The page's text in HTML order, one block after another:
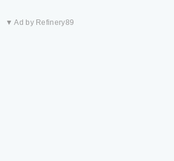
▼ Ad by Refinery89